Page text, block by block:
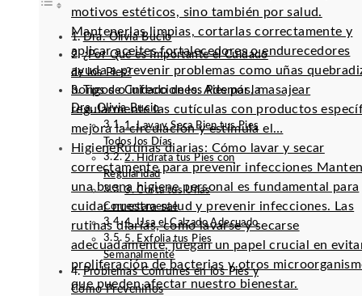
motivos estéticos, sino también por salud.
Mantenerlas limpias, cortarlas correctamente y
aplicar aceites fortalecedores o endurecedores
ayuda a prevenir problemas como uñas
hongos o infecciones. Además, masajear
regularmente las cutículas con productos
mejora la circulación y estimula el…
HigieneRutinas diarias: Cómo lavar y secar
correctamente para prevenir infecciones
una buena higiene personal es fundamental para
cuidar nuestra salud y prevenir infecciones. Las
rutinas diarias, como lavarse y secarse
adecuadamente, juegan un papel crucial en
proliferación de bacterias y otros
que pueden afectar nuestro bienestar.
Dra. Olivia Bucio
¿Por Qué es Importante el Cuidado
de los Pies?
Tips de Cuidado de los Pies por la
Dra. Olivia Bucio
1. Lava y Seca Bien tus Pies
Todos los Días
2. Hidrata tus Pies con
Regularidad
3. Corta tus Uñas
Correctamente
4. Usa el Calzado Adecuado
5. Exfolia tus Pies
Semanalmente
Problemas Comunes en los Pies y
Cómo Prevenirlos